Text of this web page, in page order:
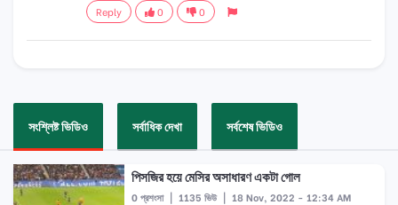
Reply 0 0
সংশ্লিষ্ট ভিডিও সর্বাধিক দেখা সর্বশেষ ভিডিও
পিসজির হয়ে মেসির অসাধারণ একটা গোল
0 প্রশংসা | 1135 ভিউ | 18 Nov, 2022 - 12:34 AM